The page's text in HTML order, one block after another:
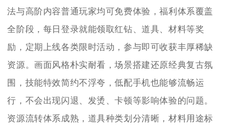
法与高阶内容普通玩家均可免费体验，福利体系覆盖
全阶段，每日登录就能领取红钻、道具、材料等奖
励，定期上线各类限时活动，参与即可收获丰厚稀缺
资源。画面风格朴实耐看，场景搭建还原经典复古氛
围，技能特效简约不浮夸，低配手机也能够流畅运
行，不会出现闪退、发烫、卡顿等影响体验的问题。
资源流转体系成熟，道具种类划分清晰，材料用途标